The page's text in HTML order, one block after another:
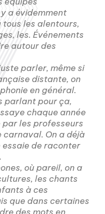
a évidemment
tous les alentours,
les. Événements
autour des
parler, même si
distante, on
en général.
parlant pour ça,
chaque année
par les professeurs
carnaval. On a déjà
essaie de raconter
où pareil, on a
les chants
à ces
que dans certaines
des mots en